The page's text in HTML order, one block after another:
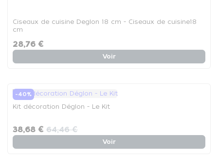
Ciseaux de cuisine Deglon 18 cm - Ciseaux de cuisine18
cm
28,76 €
Voir
-40%
Kit décoration Déglon - Le Kit
38,68 € 64,46 €
Voir